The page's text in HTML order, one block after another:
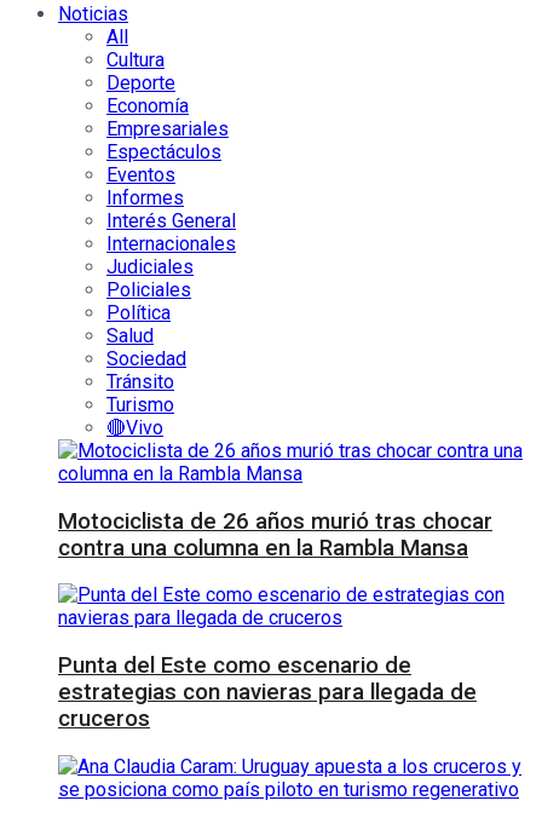
Noticias
All
Cultura
Deporte
Economía
Empresariales
Espectáculos
Eventos
Informes
Interés General
Internacionales
Judiciales
Policiales
Política
Salud
Sociedad
Tránsito
Turismo
🔴Vivo
Motociclista de 26 años murió tras chocar
contra una columna en la Rambla Mansa
Punta del Este como escenario de
estrategias con navieras para llegada de
cruceros